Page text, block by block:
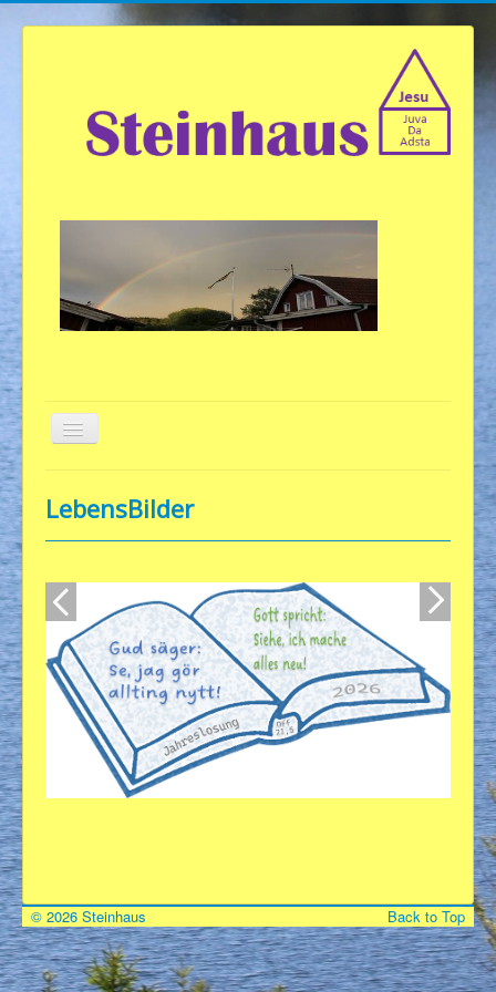
Über uns
FotoGen
TonArt
Kunterbunt
För våra vänner
Kontakt
Impressum/Datenschutz
LebensBilder
Back to Top
© 2026 Steinhaus